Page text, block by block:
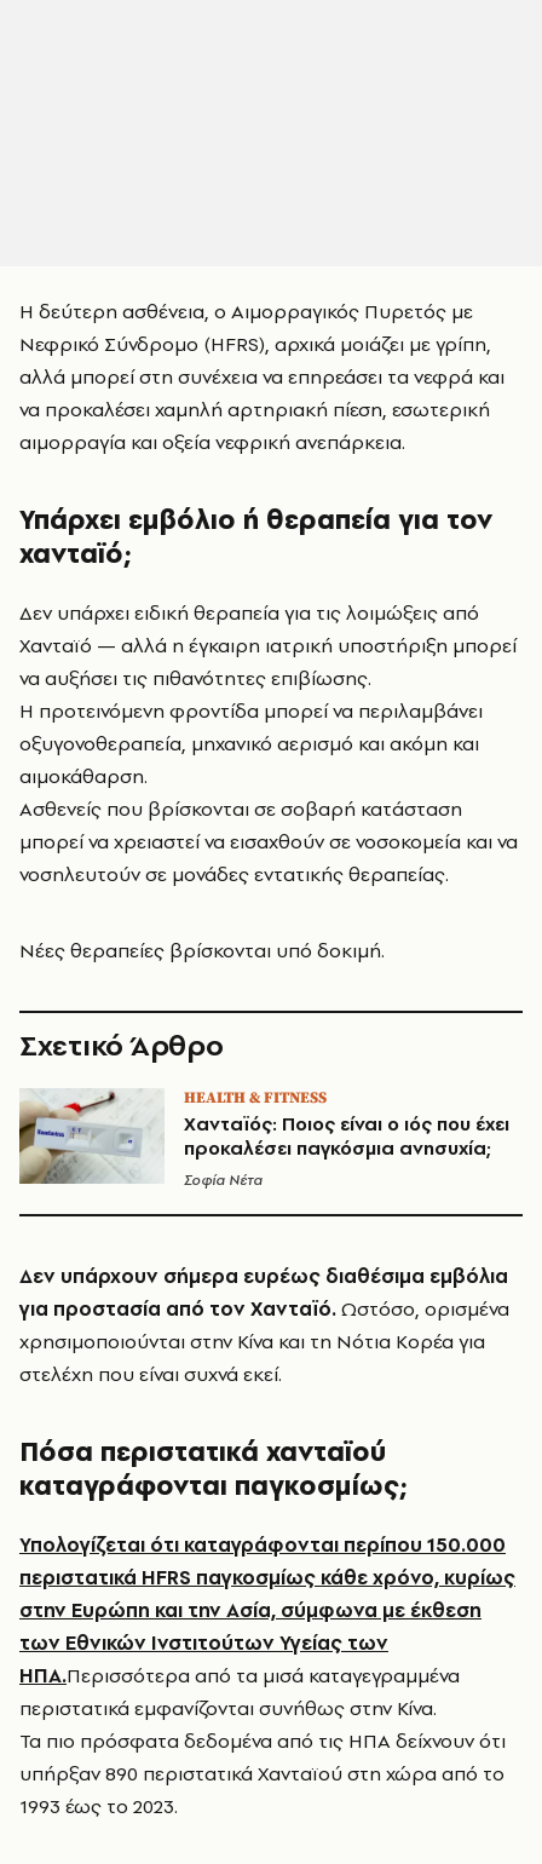
Η δεύτερη ασθένεια, ο Αιμορραγικός Πυρετός με
Νεφρικό Σύνδρομο (HFRS), αρχικά μοιάζει με γρίπη,
αλλά μπορεί στη συνέχεια να επηρεάσει τα νεφρά και
να προκαλέσει χαμηλή αρτηριακή πίεση, εσωτερική
αιμορραγία και οξεία νεφρική ανεπάρκεια.
Υπάρχει εμβόλιο ή θεραπεία για τον
χανταϊό;
Δεν υπάρχει ειδική θεραπεία για τις λοιμώξεις από
Χανταϊό — αλλά η έγκαιρη ιατρική υποστήριξη μπορεί
να αυξήσει τις πιθανότητες επιβίωσης.
Η προτεινόμενη φροντίδα μπορεί να περιλαμβάνει
οξυγονοθεραπεία, μηχανικό αερισμό και ακόμη και
αιμοκάθαρση.
Ασθενείς που βρίσκονται σε σοβαρή κατάσταση
μπορεί να χρειαστεί να εισαχθούν σε νοσοκομεία και να
νοσηλευτούν σε μονάδες εντατικής θεραπείας.
Νέες θεραπείες βρίσκονται υπό δοκιμή.
Σχετικό Άρθρο
HEALTH & FITNESS
Χανταϊός: Ποιος είναι ο ιός που έχει
προκαλέσει παγκόσμια ανησυχία;
Σοφία Νέτα
Δεν υπάρχουν σήμερα ευρέως διαθέσιμα εμβόλια
για προστασία από τον Χανταϊό.Ωστόσο, ορισμένα
χρησιμοποιούνται στην Κίνα και τη Νότια Κορέα για
στελέχη που είναι συχνά εκεί.
Πόσα περιστατικά χανταϊού
καταγράφονται παγκοσμίως;
Υπολογίζεται ότι καταγράφονται περίπου 150.000
περιστατικά HFRS παγκοσμίως κάθε χρόνο, κυρίως
στην Ευρώπη και την Ασία, σύμφωνα με έκθεση
των Εθνικών Ινστιτούτων Υγείας των
ΗΠΑ.Περισσότερα από τα μισά καταγεγραμμένα
περιστατικά εμφανίζονται συνήθως στην Κίνα.
Τα πιο πρόσφατα δεδομένα από τις ΗΠΑ δείχνουν ότι
υπήρξαν 890 περιστατικά Χανταϊού στη χώρα από το
1993 έως το 2023.